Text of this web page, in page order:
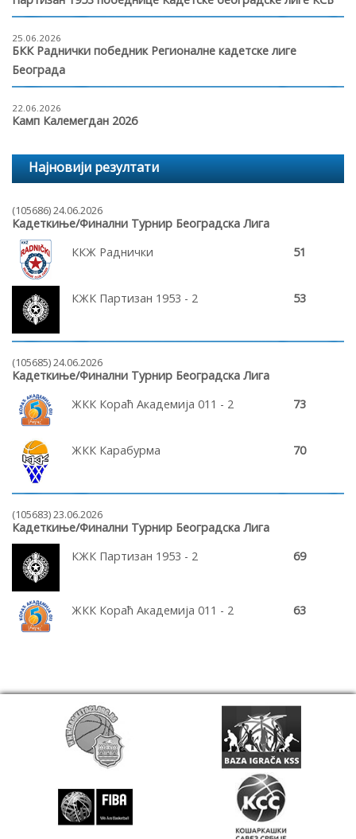
25.06.2026
БКК Раднички победник Регионалне кадетске лиге
Београда
22.06.2026
Камп Калемегдан 2026
Најновији резултати
(105686) 24.06.2026
Кадеткиње/Финални Турнир Београдска Лига
ККЖ Раднички
51
КЖК Партизан 1953 - 2 53
(105685) 24.06.2026
Кадеткиње/Финални Турнир Београдска Лига
ЖКК Кораћ Академија 011 - 2
73
ЖКК Карабурма 70
(105683) 23.06.2026
Кадеткиње/Финални Турнир Београдска Лига
КЖК Партизан 1953 - 2
69
ЖКК Кораћ Академија 011 - 2 63